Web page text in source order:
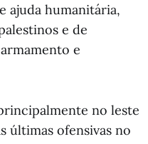
ajuda humanitária,
e de
e
no leste
últimas ofensivas no